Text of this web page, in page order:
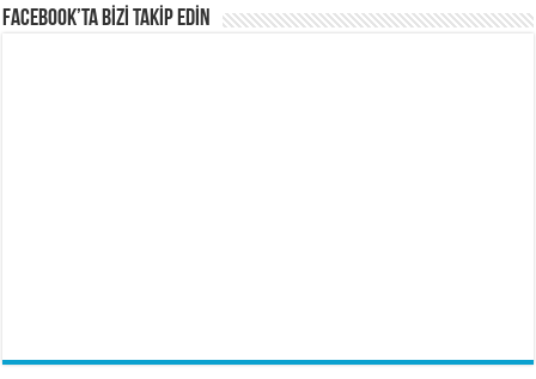
FACEBOOK’TA BİZİ TAKİP EDİN